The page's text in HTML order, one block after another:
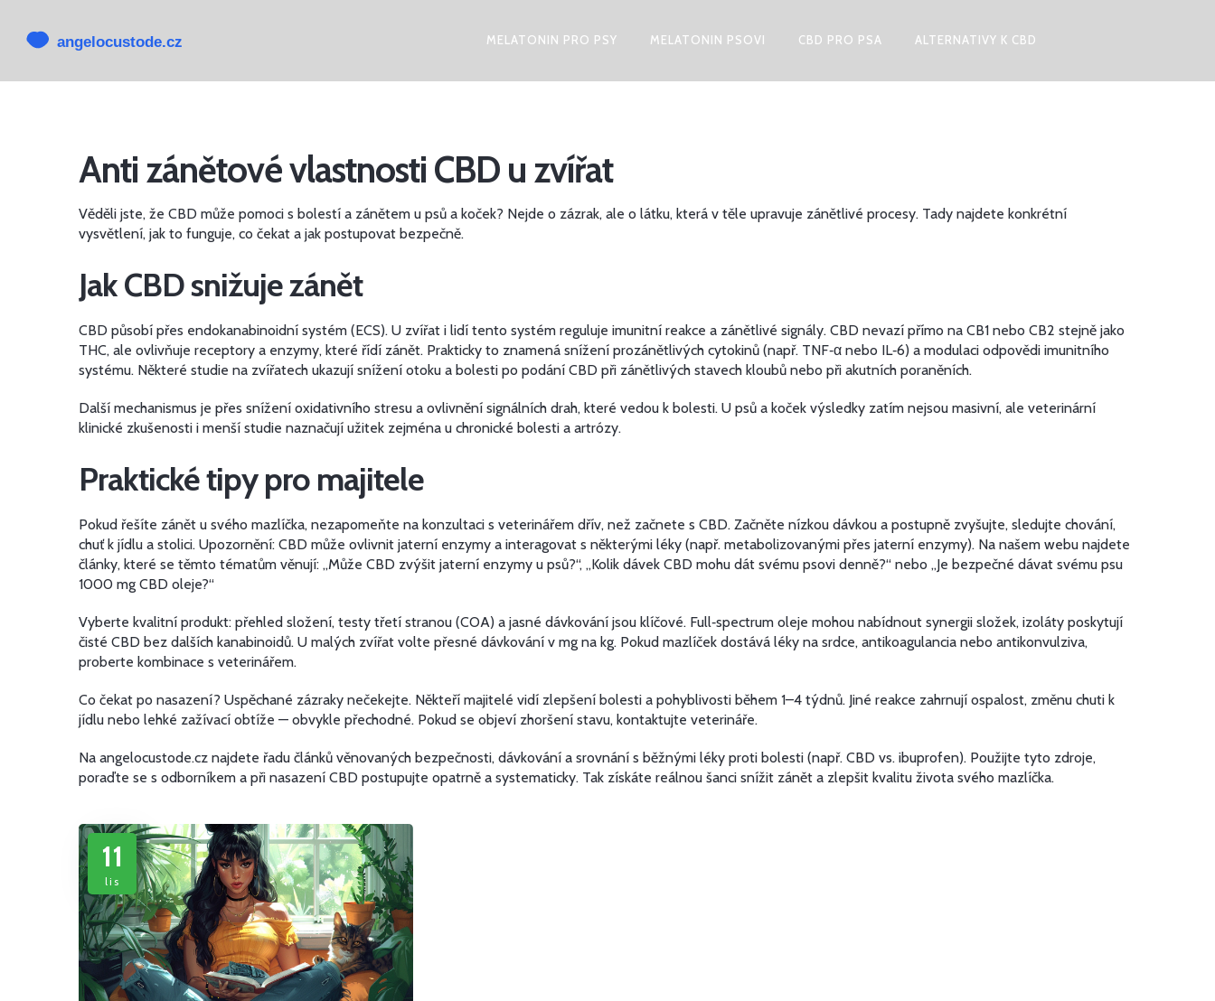
MELATONIN PRO PSY MELATONIN PSOVI CBD PRO PSA ALTERNATIVY K CBD
Anti zánětové vlastnosti CBD u zvířat
Věděli jste, že CBD může pomoci s bolestí a zánětem u psů a koček? Nejde o zázrak, ale o látku, která v těle upravuje zánětlivé procesy. Tady najdete konkrétní
vysvětlení, jak to funguje, co čekat a jak postupovat bezpečně.
Jak CBD snižuje zánět
CBD působí přes endokanabinoidní systém (ECS). U zvířat i lidí tento systém reguluje imunitní reakce a zánětlivé signály. CBD nevazí přímo na CB1 nebo CB2 stejně jako
THC, ale ovlivňuje receptory a enzymy, které řídí zánět. Prakticky to znamená snížení prozánětlivých cytokinů (např. TNF‑α nebo IL‑6) a modulaci odpovědi imunitního
systému. Některé studie na zvířatech ukazují snížení otoku a bolesti po podání CBD při zánětlivých stavech kloubů nebo při akutních poraněních.
Další mechanismus je přes snížení oxidativního stresu a ovlivnění signálních drah, které vedou k bolesti. U psů a koček výsledky zatím nejsou masivní, ale veterinární
klinické zkušenosti i menší studie naznačují užitek zejména u chronické bolesti a artrózy.
Praktické tipy pro majitele
Pokud řešíte zánět u svého mazlíčka, nezapomeňte na konzultaci s veterinářem dřív, než začnete s CBD. Začněte nízkou dávkou a postupně zvyšujte, sledujte chování,
chuť k jídlu a stolici. Upozornění: CBD může ovlivnit jaterní enzymy a interagovat s některými léky (např. metabolizovanými přes jaterní enzymy). Na našem webu najdete
články, které se těmto tématům věnují: „Může CBD zvýšit jaterní enzymy u psů?“, „Kolik dávek CBD mohu dát svému psovi denně?“ nebo „Je bezpečné dávat svému psu
1000 mg CBD oleje?“
Vyberte kvalitní produkt: přehled složení, testy třetí stranou (COA) a jasné dávkování jsou klíčové. Full‑spectrum oleje mohou nabídnout synergii složek, izoláty poskytují
čisté CBD bez dalších kanabinoidů. U malých zvířat volte přesné dávkování v mg na kg. Pokud mazlíček dostává léky na srdce, antikoagulancia nebo antikonvulziva,
proberte kombinace s veterinářem.
Co čekat po nasazení? Uspěchané zázraky nečekejte. Někteří majitelé vidí zlepšení bolesti a pohyblivosti během 1–4 týdnů. Jiné reakce zahrnují ospalost, změnu chuti k
jídlu nebo lehké zažívací obtíže — obvykle přechodné. Pokud se objeví zhoršení stavu, kontaktujte veterináře.
Na angelocustode.cz najdete řadu článků věnovaných bezpečnosti, dávkování a srovnání s běžnými léky proti bolesti (např. CBD vs. ibuprofen). Použijte tyto zdroje,
poraďte se s odborníkem a při nasazení CBD postupujte opatrně a systematicky. Tak získáte reálnou šanci snížit zánět a zlepšit kvalitu života svého mazlíčka.
11
lis